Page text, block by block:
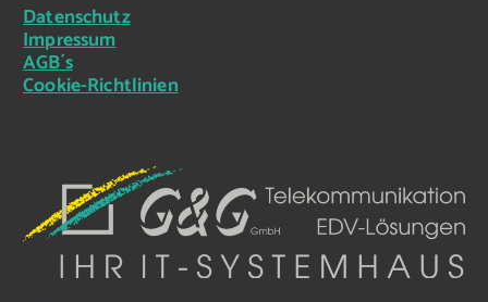
Datenschutz
Impressum
AGB´s
Cookie-Richtlinien